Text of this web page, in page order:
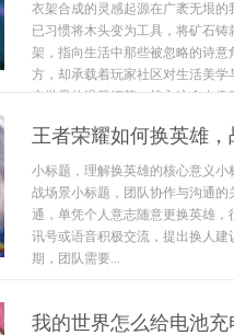
衣架合成的灵感起源在广袤无垠
已习惯将木头变为工具，将矿石
架，指向生活中那些被忽略的诗
方，却承载着玩家社区对生活美
实世界的温馨细节，植入这个由
王者荣耀如何换英雄
小标题，理解换英雄的核心意义
战场景小标题，团队协作与沟通
通，单凭个人意志随意更换英雄
讯号或语音积极交流，提出换人建
期，团队需要...
我的世界怎么给电池